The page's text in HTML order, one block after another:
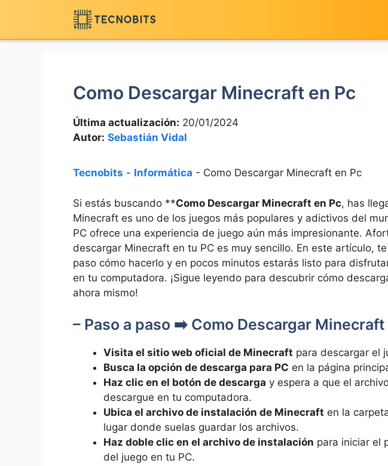
contenido
Como Descargar Minecraft en Pc
Última actualización: 20/01/2024
Autor: Sebastián Vidal
Tecnobits - Informática - Como Descargar Minecraft en Pc
Si estás buscando **Como Descargar Minecraft en Pc, has
Minecraft es uno de los juegos más populares y adictivos del
PC ofrece una experiencia de juego aún más impresionante.
descargar Minecraft en tu PC es muy sencillo. En este artículo,
paso cómo hacerlo y en pocos minutos estarás listo para
en tu computadora. ¡Sigue leyendo para descubrir cómo
ahora mismo!
– Paso a paso ➡️ Como Descargar Minecraft
Visita el sitio web oficial de Minecraft para descargar el
Busca la opción de descarga para PC en la página
Haz clic en el botón de descarga y espera a que el
descargue en tu computadora.
Ubica el archivo de instalación de Minecraft en la
lugar donde suelas guardar los archivos.
Haz doble clic en el archivo de instalación para iniciar el
del juego en tu PC.